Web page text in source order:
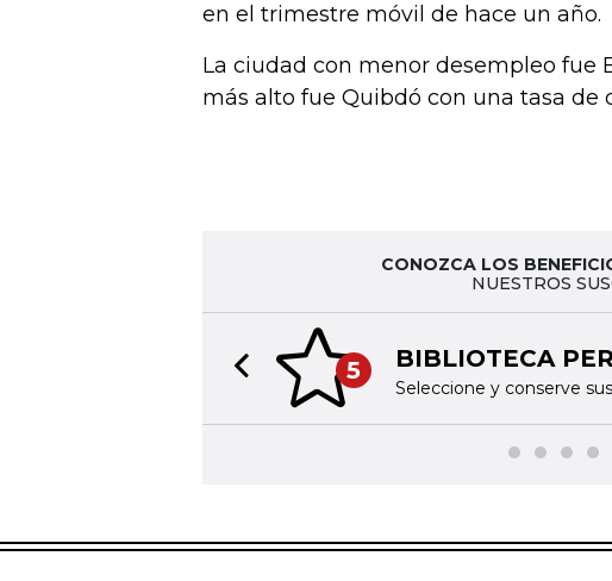
en el trimestre móvil de hace un año.
La ciudad con menor desempleo fue
más alto fue Quibdó con una tasa de
CONOZCA LOS
NUESTROS
5 BIBLIOTECA
Seleccione y conserve
Previous slide